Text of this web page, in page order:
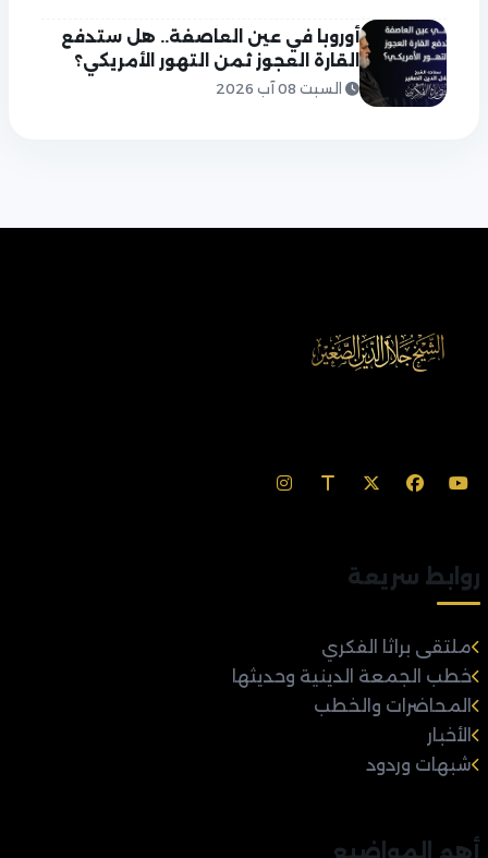
أوروبا في عين العاصفة.. هل ستدفع
القارة العجوز ثمن التهور الأمريكي؟
السبت 08 آب 2026
روابط سريعة
ملتقى براثا الفكري
خطب الجمعة الدينية وحديثها
المحاضرات والخطب
الأخبار
شبهات وردود
أهم المواضيع